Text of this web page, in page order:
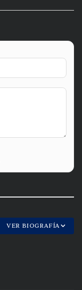
VER BIOGRAFÍA